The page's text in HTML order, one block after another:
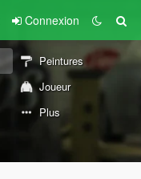
Connexion
Peintures
Joueur
Plus